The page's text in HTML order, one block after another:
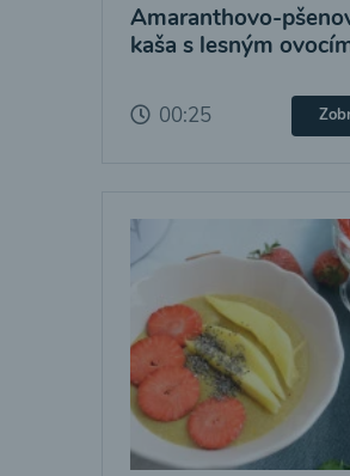
Amaranthovo-
kaša s lesným
00:25